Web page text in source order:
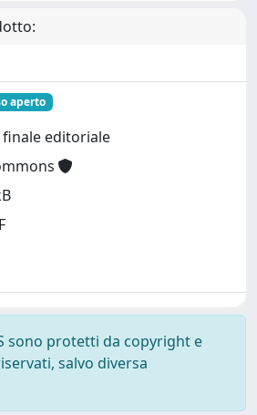
aperto
editoriale
sono protetti da copyright e
salvo diversa